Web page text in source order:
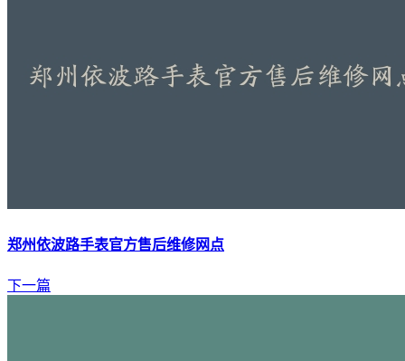
郑州依波路手表官方售后维修网点
下一篇